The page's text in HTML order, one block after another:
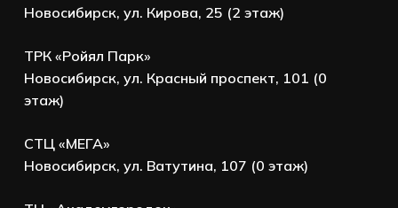
Новосибирск, ул. Кирова, 25 (2 этаж)
ТРК «Ройял Парк»
Новосибирск, ул. Красный проспект, 101 (0
этаж)
СТЦ «МЕГА»
Новосибирск, ул. Ватутина, 107 (0 этаж)